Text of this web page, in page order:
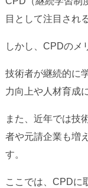
目として注目され
しかし、CPDのメ
技術者が継続的に
力向上や人材育成
また、近年では技
者や元請企業も増
す。
ここでは、CPDに